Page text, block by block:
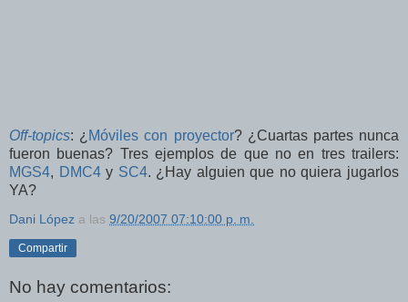
Off-topics: ¿ Móviles con proyector? ¿Cuartas partes nunca
fueron buenas? Tres ejemplos de que no en tres trailers:
MGS4, DMC4y SC4. ¿Hay alguien que no quiera jugarlos
YA?
Dani López a las 9/20/2007 07:10:00 p. m.
Compartir
No hay comentarios: